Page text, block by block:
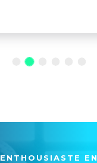
ENTHOUSIASTE EN